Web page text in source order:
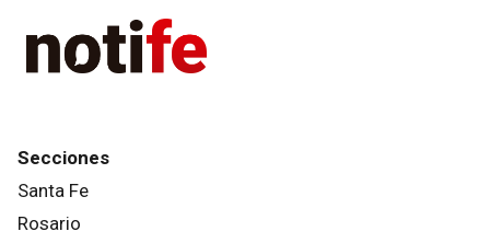
Secciones
Santa Fe
Rosario